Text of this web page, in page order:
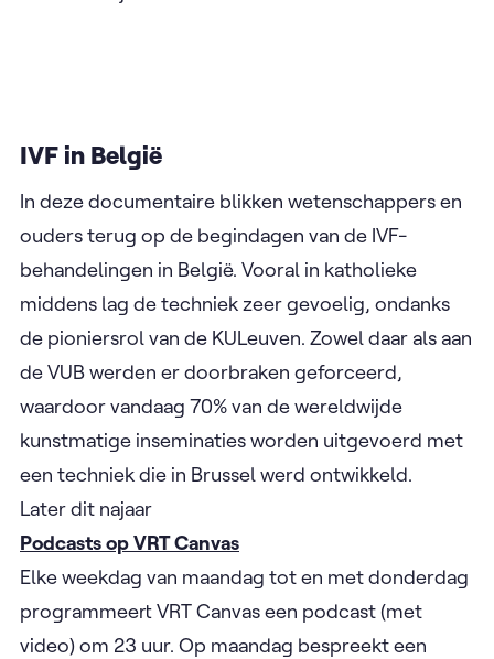
woonzorgcentrum, leidt hen naar de enige plek
waar ze altijd vrij kunnen zijn: hun verbeelding.
Later dit najaar
IVF in België
In deze documentaire blikken wetenschappers en
ouders terug op de begindagen van de IVF-
behandelingen in België. Vooral in katholieke
middens lag de techniek zeer gevoelig, ondanks
de pioniersrol van de KULeuven. Zowel daar als aan
de VUB werden er doorbraken geforceerd,
waardoor vandaag 70% van de wereldwijde